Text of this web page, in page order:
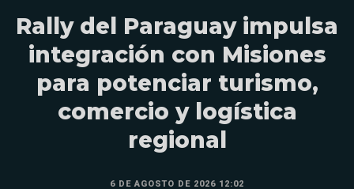
Rally del Paraguay impulsa
integración con Misiones
para potenciar turismo,
comercio y logística
regional
6 DE AGOSTO DE 2026 12:02